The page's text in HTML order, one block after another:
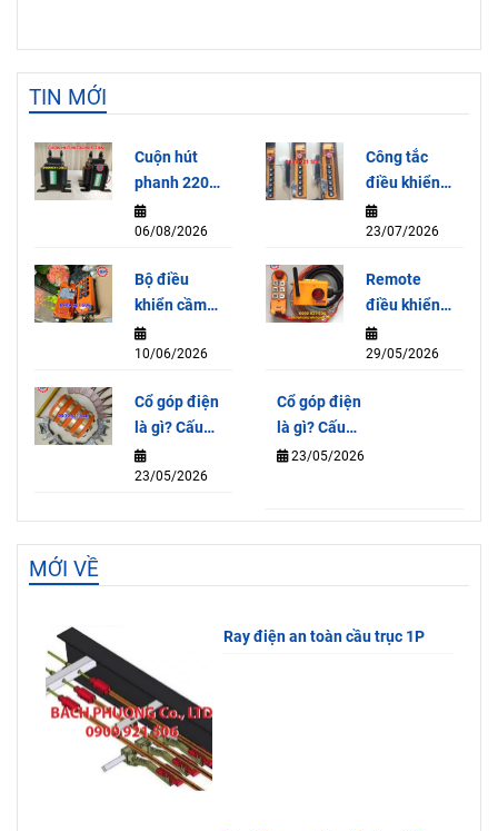
TIN MỚI
Cuộn hút
phanh 220V
dùng cho
Palang 5
HITACHI
06/08/2026
Công tắc
điều khiển
cần trục HY-
1026-ABB
23/07/2026
Bộ điều
khiển cầm
tay Model
F21-E1B
10/06/2026
Remote
điều khiển
từ xa Jeico-
6KA – Giải
29/05/2026
Cổ góp điện
là gì? Cấu
tạo, nguyên
lý và tác
23/05/2026
Cổ góp điện
là gì? Cấu
tạo, nguyên
23/05/2026
MỚI VỀ
Ray điện an toàn cầu trục 1P